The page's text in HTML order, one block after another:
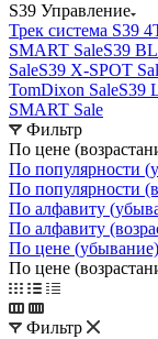
S39 Управление
Трек система S39
SMART SaleS39
SaleS39 X-SPOT
TomDixon SaleS39
SMART Sale
Фильтр
По цене
По популярности
По популярности
По алфавиту
По алфавиту
По цене (убывание)
По цене
Фильтр